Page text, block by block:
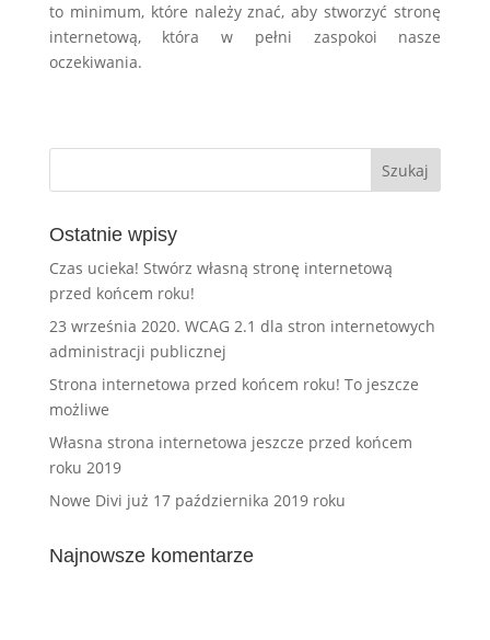
to minimum, które należy znać, aby stworzyć stronę
internetową, która w pełni zaspokoi nasze
oczekiwania.
Ostatnie wpisy
Czas ucieka! Stwórz własną stronę internetową
przed końcem roku!
23 września 2020. WCAG 2.1 dla stron internetowych
administracji publicznej
Strona internetowa przed końcem roku! To jeszcze
możliwe
Własna strona internetowa jeszcze przed końcem
roku 2019
Nowe Divi już 17 października 2019 roku
Najnowsze komentarze